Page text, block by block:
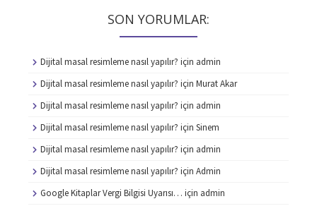
SON YORUMLAR:
Dijital masal resimleme nasıl yapılır? için admin
Dijital masal resimleme nasıl yapılır? için Murat Akar
Dijital masal resimleme nasıl yapılır? için admin
Dijital masal resimleme nasıl yapılır? için Sinem
Dijital masal resimleme nasıl yapılır? için admin
Dijital masal resimleme nasıl yapılır? için Admin
Google Kitaplar Vergi Bilgisi Uyarısı… için admin